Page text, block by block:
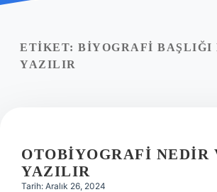
Yasal Uyarı
ETIKET: BIYOGRAFI BAŞLIĞI
YAZILIR
OTOBIYOGRAFI NEDIR
YAZILIR
Tarih: Aralık 26, 2024